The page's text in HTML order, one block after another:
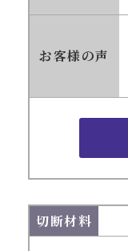
お客様の声
切断材料